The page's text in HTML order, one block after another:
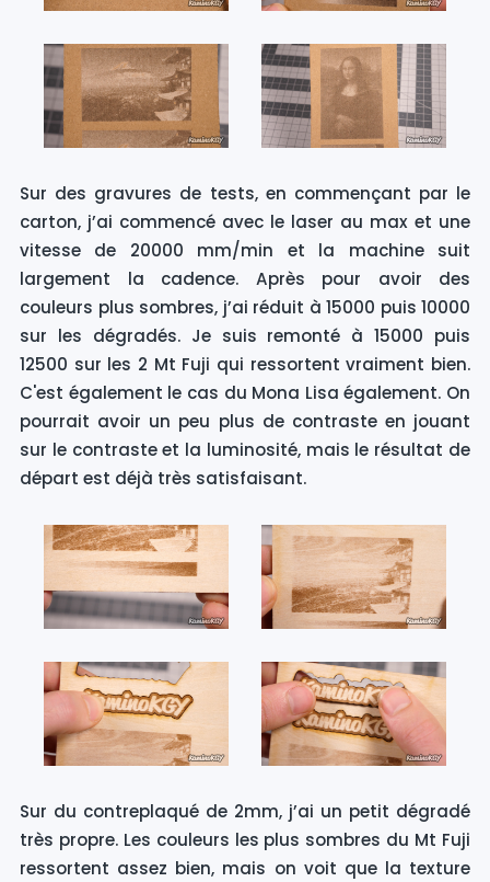
Sur des gravures de tests, en commençant par le
carton, j’ai commencé avec le laser au max et une
vitesse de 20000 mm/min et la machine suit
largement la cadence. Après pour avoir des
couleurs plus sombres, j’ai réduit à 15000 puis 10000
sur les dégradés. Je suis remonté à 15000 puis
12500 sur les 2 Mt Fuji qui ressortent vraiment bien.
C'est également le cas du Mona Lisa également. On
pourrait avoir un peu plus de contraste en jouant
sur le contraste et la luminosité, mais le résultat de
départ est déjà très satisfaisant.
Sur du contreplaqué de 2mm, j’ai un petit dégradé
très propre. Les couleurs les plus sombres du Mt Fuji
ressortent assez bien, mais on voit que la texture